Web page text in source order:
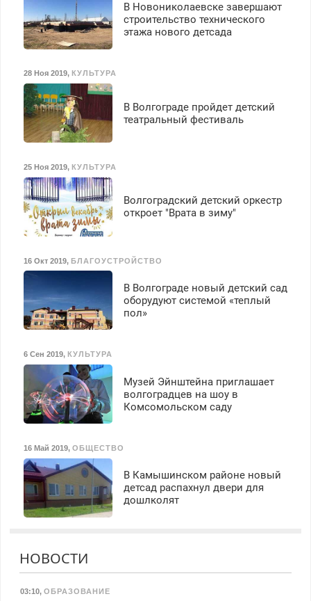
В Новониколаевске завершают
строительство технического
этажа нового детсада
28 Ноя 2019, КУЛЬТУРА
В Волгограде пройдет детский
театральный фестиваль
25 Ноя 2019, КУЛЬТУРА
Волгоградский детский оркестр
откроет "Врата в зиму"
16 Окт 2019, БЛАГОУСТРОЙСТВО
В Волгограде новый детский сад
оборудуют системой «теплый
пол»
6 Сен 2019, КУЛЬТУРА
Музей Эйнштейна приглашает
волгоградцев на шоу в
Комсомольском саду
16 Май 2019, ОБЩЕСТВО
В Камышинском районе новый
детсад распахнул двери для
дошлколят
НОВОСТИ
03:10, ОБРАЗОВАНИЕ